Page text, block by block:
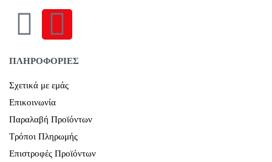
ΠΛΗΡΟΦΟΡΙΕΣ
Σχετικά με εμάς
Επικοινωνία
Παραλαβή Προϊόντων
Τρόποι Πληρωμής
Επιστροφές Προϊόντων